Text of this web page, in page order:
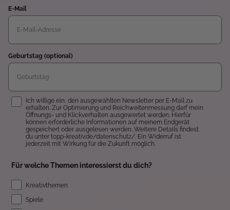
E-Mail
Geburtstag (optional)
Einwilligung
Ich willige ein, den ausgewählten Newsletter per E-Mail zu
erhalten. Zur Optimierung und Reichweitenmessung darf mein
Öffnungs- und Klickverhalten ausgewertet werden. Hierfür
können erforderliche Informationen auf meinem Endgerät
gespeichert oder ausgelesen werden. Weitere Details findest
du unter topp-kreativ.de/datenschutz/. Ein Widerruf ist
jederzeit mit Wirkung für die Zukunft möglich.
Für welche Themen interessierst du dich?
Kreativthemen
Spiele